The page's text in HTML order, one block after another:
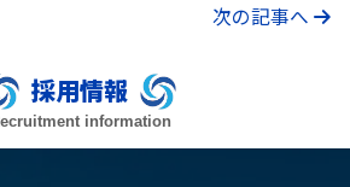
次の記事へ
採用情報
information